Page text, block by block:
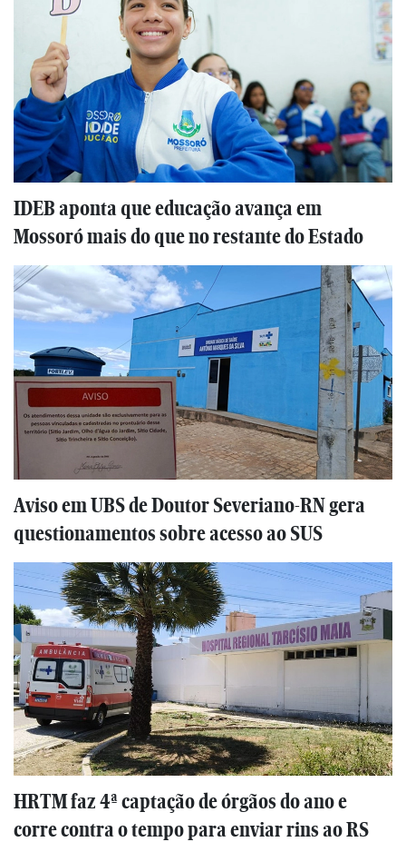
IDEB aponta que educação avança em
Mossoró mais do que no restante do Estado
Aviso em UBS de Doutor Severiano-RN gera
questionamentos sobre acesso ao SUS
HRTM faz 4ª captação de órgãos do ano e
corre contra o tempo para enviar rins ao RS